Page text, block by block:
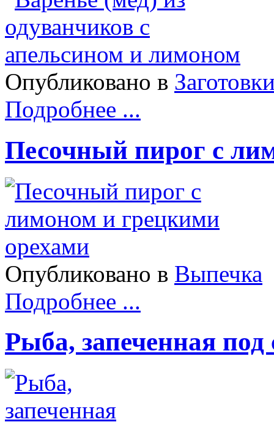
Опубликовано в
Подробнее ...
Песочный пирог с
Опубликовано в Выпечка
Подробнее ...
Рыба, запеченная